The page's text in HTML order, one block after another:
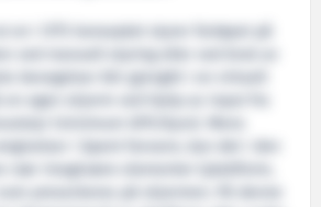
en i OTS konseptet styrer fartøyet på
bevegelser blir gjengitt i en virtuell
en egen skjerm ved hjelp av input fra
(minimum GPS/Gyro). Mens
i åpent farvann, kan det i den
nær imaginære elementer (plattform,
presenteres på skjermen. På denne